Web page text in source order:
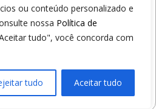
ou conteúdo personalizado e
nossa Política de
tudo", você concorda com
tudo Aceitar tudo
Barretos
1400 - Pedro Cavaline